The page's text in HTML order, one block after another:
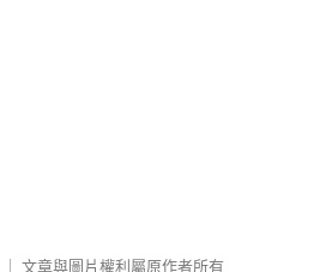
文章與圖片權利屬原作者所有